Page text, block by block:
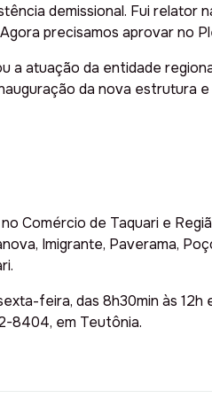
demissional. Fui
precisamos aprovar no
a atuação da entidade
da nova
Comércio de Taquari e
Imigrante, Paverama,
feira, das 8h30min às
8404, em Teutônia.